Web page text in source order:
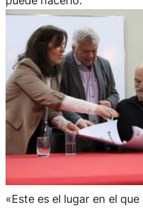
«Este es el lugar en el